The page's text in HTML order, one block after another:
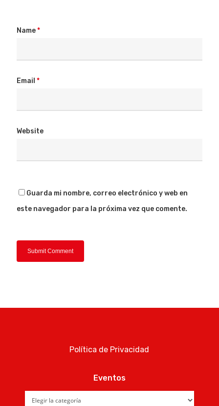
Name*
Email *
Website
Guarda mi nombre, correo electrónico y web en
este navegador para la próxima vez que comente.
Política de Privacidad
Eventos